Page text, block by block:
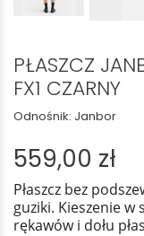
PŁASZCZ
FX1 CZARNY
Odnośnik: Janbor
559,00 zł
Płaszcz bez
guziki. Kieszenie w
rękawów i dołu